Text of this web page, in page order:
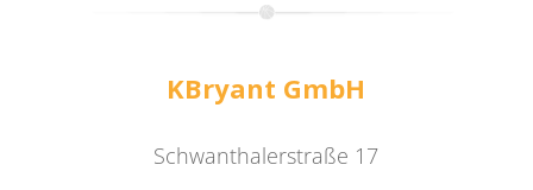
KBryant GmbH
Schwanthalerstraße 17